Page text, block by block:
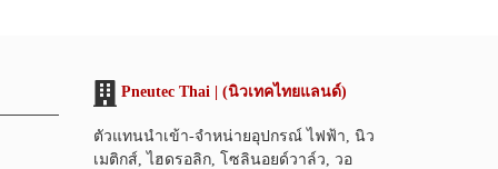
Pneutec Thai | (นิวเทคไทยแลนด์)
ตัวแทนนำเข้า-จำหน่ายอุปกรณ์ ไฟฟ้า, นิว
เมติกส์, ไฮดรอลิก, โซลินอยด์วาล์ว, วอ